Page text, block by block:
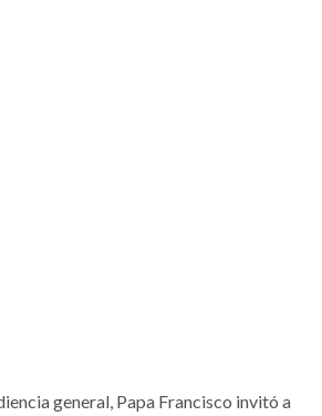
general, Papa Francisco invitó a